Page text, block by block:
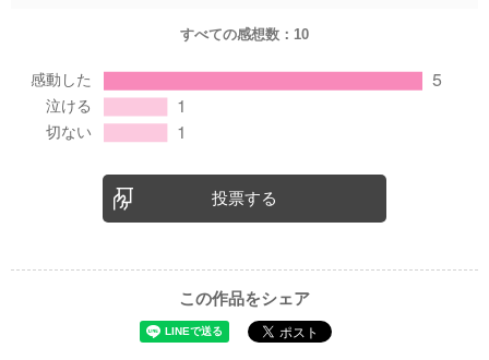
すべての感想数： 10
投票する
この作品をシェア